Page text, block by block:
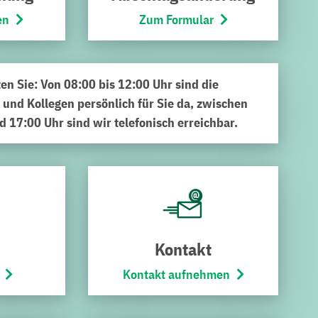
der Stadt unterstützen deshalb zum vierten Mal in
Lage befinden. Im Vorfeld wurden alle Bruchsaler
Grundsicherung, Wohngeld, Kinderzuschlag, Bafög
Um so viele Bruchsaler Kinder wie möglich mit einem
die Öffentlichkeit zu Geldspenden auf, die
Zum Formular
Sie: Von 08:00 bis 12:00 Uhr sind die
Kollegen persönlich für Sie da, zwischen
17:00 Uhr sind wir telefonisch erreichbar.
Kontakt
Kontakt aufnehmen